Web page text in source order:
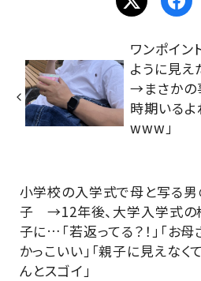
ワンポイン
ように見え
→まさかの
時期いるよ
www」
小学校の入学式で母と写る男
子 →12年後、大学入学式の
子に…「若返ってる？！」「お母
かっこいい」「親子に見えなく
んとスゴイ」